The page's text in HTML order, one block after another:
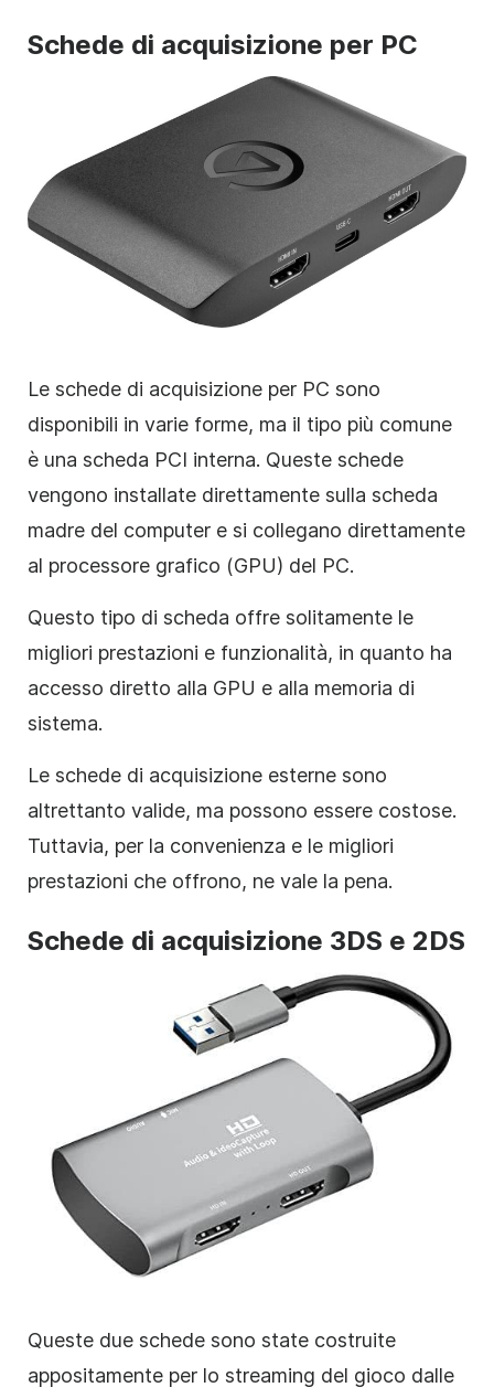
Schede di acquisizione per PC
Le schede di acquisizione per PC sono
disponibili in varie forme, ma il tipo più comune
è una scheda PCI interna. Queste schede
vengono installate direttamente sulla scheda
madre del computer e si collegano direttamente
al processore grafico (GPU) del PC.
Questo tipo di scheda offre solitamente le
migliori prestazioni e funzionalità, in quanto ha
accesso diretto alla GPU e alla memoria di
sistema.
Le schede di acquisizione esterne sono
altrettanto valide, ma possono essere costose.
Tuttavia, per la convenienza e le migliori
prestazioni che offrono, ne vale la pena.
Schede di acquisizione 3DS e 2DS
Queste due schede sono state costruite
appositamente per lo streaming del gioco dalle